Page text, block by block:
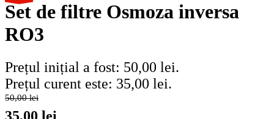
Set de filtre Osmoza inversa
RO3
50,00lei
Prețul inițial a fost: 50,00 lei.
35,00 lei
Prețul curent este: 35,00 lei.